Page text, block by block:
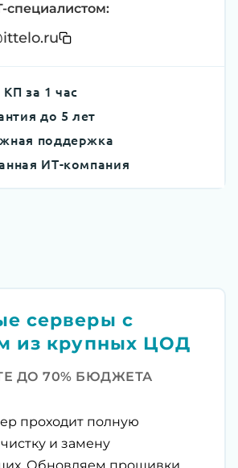
специалистом:
за 1 час
до 5 лет
поддержка
ИТ-компания
серверы с
из крупных ЦОД
ДО 70% БЮДЖЕТА
проходит полную
и замену